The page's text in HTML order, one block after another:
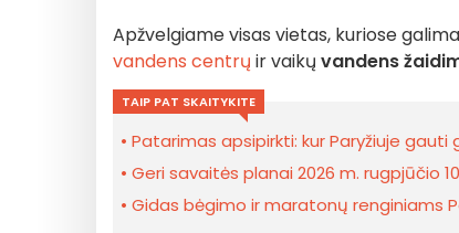
Apžvelgiame visas vietas, kuriose
vandens centrų ir vaikų vandens
TAIP PAT SKAITYKITE
Patarimas apsipirkti: kur Paryžiuje gauti
Geri savaitės planai 2026 m. rugpjūčio
Gidas bėgimo ir maratonų renginiams